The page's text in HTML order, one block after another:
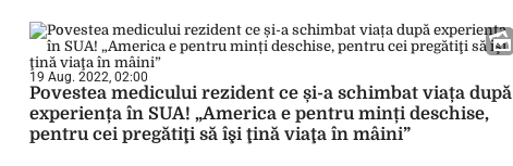
19 Aug. 2022, 02:00
Povestea medicului rezident ce și-a schimbat viața după
experiența în SUA! „America e pentru minți deschise,
pentru cei pregătiţi să îşi ţină viaţa în mâini”